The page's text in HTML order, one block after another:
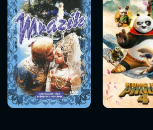
Sledovat
nyní
Sledovat nyní
Sledovat
nyní
Sledovat nyní